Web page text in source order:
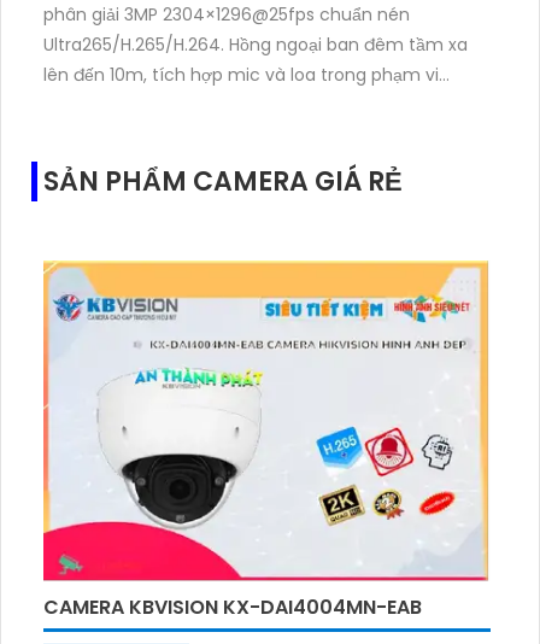
phân giải 3MP 2304×1296@25fps chuẩn nén
Ultra265/H.265/H.264. Hồng ngoại ban đêm tầm xa
lên đến 10m, tích hợp mic và loa trong phạm vi
SẢN PHẨM CAMERA GIÁ RẺ
CAMERA KBVISION KX-DAI4004MN-EAB